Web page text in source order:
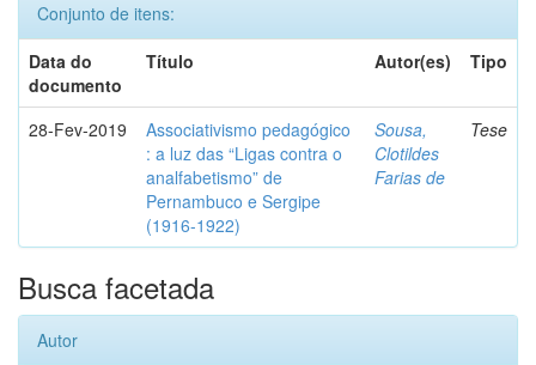
Conjunto de itens:
Data do
documento
Título Autor(es) Tipo
28-Fev-2019
Associativismo pedagógico
: a luz das “Ligas contra o
analfabetismo” de
Pernambuco e Sergipe
(1916-1922)
Sousa,
Clotildes
Farias de
Tese
Busca facetada
Autor